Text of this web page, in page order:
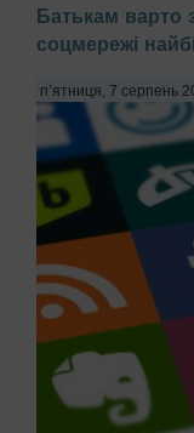
Батькам варто
соцмережі
п’ятниця, 7 серпень